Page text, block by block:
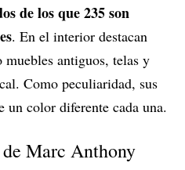
de los que 235 son
. En el interior destacan
muebles antiguos, telas y
Como peculiaridad, sus
un color diferente cada una.
Marc Anthony